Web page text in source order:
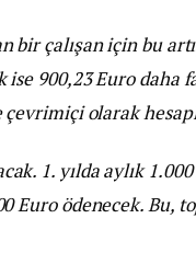
bir çalışan için bu
ise 900,23 Euro daha
çevrimiçi olarak
1. yılda aylık
Euro ödenecek. Bu,